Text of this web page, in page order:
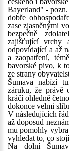
Bayerland" -
dobře
zase zjasněnými
bezpečně
zajišťující vrchy
odpovídající a až
a zaopatření,
bavorské pivo, k
ze strany
Šumava nabízí
záruku, že právě
kráčí ohledně
dokonce velmi
V následujících
až doposud
mu pomohly
vyhledat to, co
Na dolní